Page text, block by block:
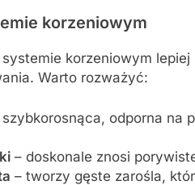
korzeniowym
korzeniowym
Warto rozważyć:
szybkorosnąca, odporna na
– doskonale znosi
– tworzy gęste zarośla,